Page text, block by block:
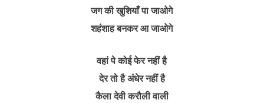
जग की खुशियाँ पा जाओगे
शहंशाह बनकर आ जाओगे
वहां पे कोई फेर नहीं है
देर तो है अंधेर नहीं है
कैला देवी करौली वाली